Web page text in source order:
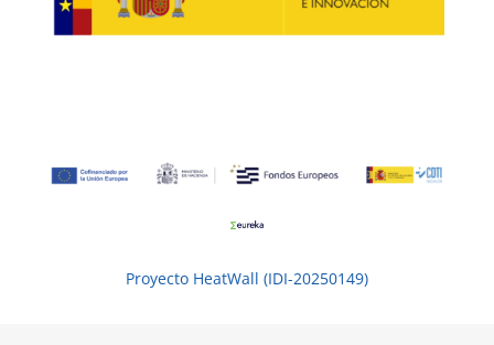
Proyecto HeatWall (IDI-20250149)